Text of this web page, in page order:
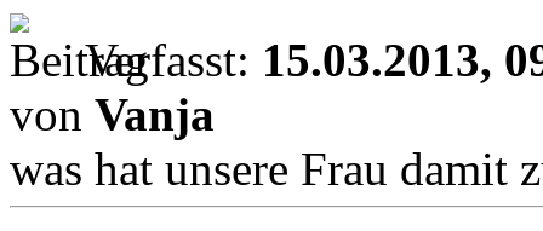
Verfasst: 15.03.2013,
von Vanja
was hat unsere Frau damit